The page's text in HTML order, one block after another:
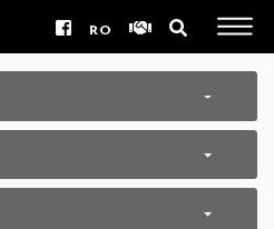
RO